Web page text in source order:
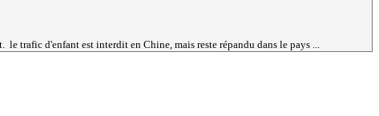
trafic d'enfant est interdit en Chine, mais reste répandu dans le pays ...